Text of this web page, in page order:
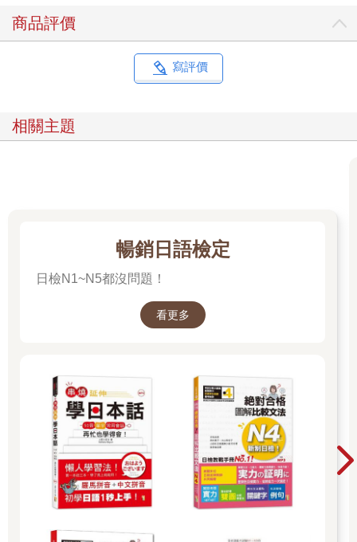
商品評價
寫評價
相關主題
暢銷日語檢定
日檢N1~N5都沒問題！
看更多